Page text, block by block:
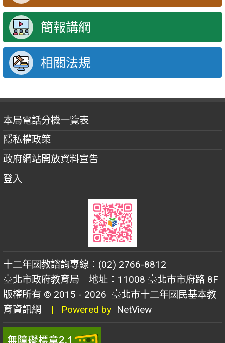
簡報講綱
相關法規
本局電話分機一覽表
隱私權政策
政府網站開放資料宣告
登入
十二年國教諮詢專線：(02) 2766-8812
臺北市政府教育局 地址：11008 臺北市市府路 8F
版權所有 © 2015 - 2026 臺北市十二年國民基本教
育資訊網
| Powered by NetView